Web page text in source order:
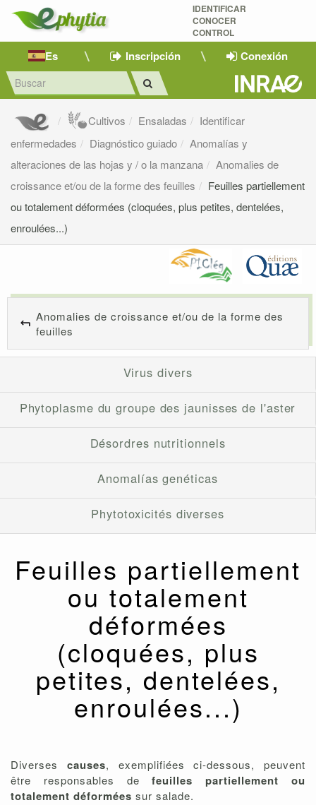
IDENTIFICAR
CONOCER
CONTROL
Es Inscripción Conexión
Cultivos Ensaladas
Identificar
enfermedades
Diagnóstico guiado
Anomalías y
alteraciones de las hojas y / o la manzana
Anomalies de
croissance et/ou de la forme des feuilles
Feuilles partiellement
ou totalement déformées (cloquées, plus petites, dentelées,
enroulées...)
Anomalies de croissance et/ou de la forme des
feuilles
Virus divers
Phytoplasme du groupe des jaunisses de l'aster
Désordres nutritionnels
Anomalías genéticas
Phytotoxicités diverses
Feuilles partiellement
ou totalement
déformées
(cloquées, plus
petites, dentelées,
enroulées...)
Diverses causes, exemplifiées ci-dessous, peuvent
être responsables defeuilles partiellement ou
totalement déformées sur salade.